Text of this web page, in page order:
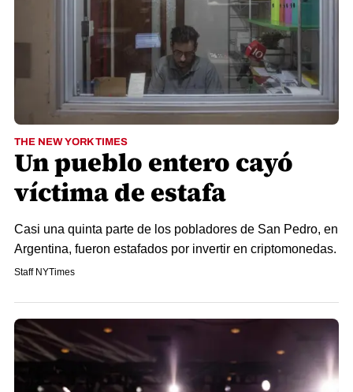
THE NEW YORK TIMES
Un pueblo entero cayó
víctima de estafa
Casi una quinta parte de los pobladores de San Pedro, en
Argentina, fueron estafados por invertir en criptomonedas.
Staff NYTimes